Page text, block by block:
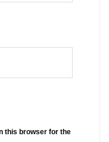
this browser for the